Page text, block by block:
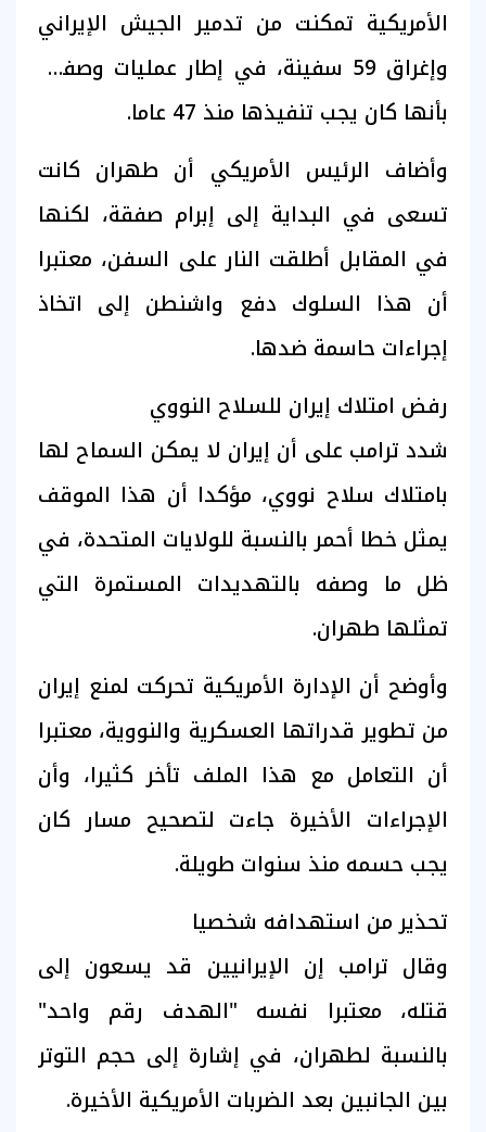
الأمريكية تمكنت من تدمير الجيش الإيراني
وإغراق 59 سفينة، في إطار عمليات وصفها
بأنها كان يجب تنفيذها منذ 47 عاما.
وأضاف الرئيس الأمريكي أن طهران كانت
تسعى في البداية إلى إبرام صفقة، لكنها
في المقابل أطلقت النار على السفن، معتبرا
أن هذا السلوك دفع واشنطن إلى اتخاذ
إجراءات حاسمة ضدها.
رفض امتلاك إيران للسلاح النووي
شدد ترامب على أن إيران لا يمكن السماح لها
بامتلاك سلاح نووي، مؤكدا أن هذا الموقف
يمثل خطا أحمر بالنسبة للولايات المتحدة، في
ظل ما وصفه بالتهديدات المستمرة التي
تمثلها طهران.
وأوضح أن الإدارة الأمريكية تحركت لمنع إيران
من تطوير قدراتها العسكرية والنووية، معتبرا
أن التعامل مع هذا الملف تأخر كثيرا، وأن
الإجراءات الأخيرة جاءت لتصحيح مسار كان
يجب حسمه منذ سنوات طويلة.
تحذير من استهدافه شخصيا
وقال ترامب إن الإيرانيين قد يسعون إلى
قتله، معتبرا نفسه "الهدف رقم واحد"
بالنسبة لطهران، في إشارة إلى حجم التوتر
بين الجانبين بعد الضربات الأمريكية الأخيرة.